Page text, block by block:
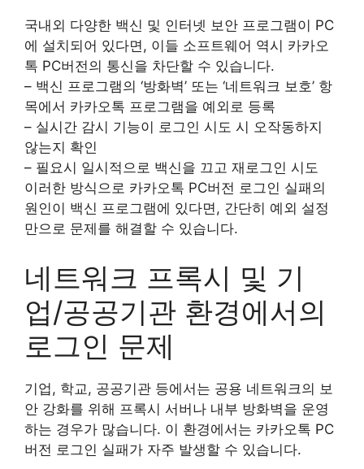
국내외 다양한 백신 및 인터넷 보안 프로그램이 PC
에 설치되어 있다면, 이들 소프트웨어 역시 카카오
톡 PC버전의 통신을 차단할 수 있습니다.
– 백신 프로그램의 ‘방화벽’ 또는 ‘네트워크 보호’ 항
목에서 카카오톡 프로그램을 예외로 등록
– 실시간 감시 기능이 로그인 시도 시 오작동하지
않는지 확인
– 필요시 일시적으로 백신을 끄고 재로그인 시도
이러한 방식으로 카카오톡 PC버전 로그인 실패의
원인이 백신 프로그램에 있다면, 간단히 예외 설정
만으로 문제를 해결할 수 있습니다.
네트워크 프록시 및 기
업/공공기관 환경에서의
로그인 문제
기업, 학교, 공공기관 등에서는 공용 네트워크의 보
안 강화를 위해 프록시 서버나 내부 방화벽을 운영
하는 경우가 많습니다. 이 환경에서는 카카오톡 PC
버전 로그인 실패가 자주 발생할 수 있습니다.